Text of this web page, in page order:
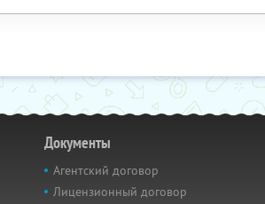
Документы
Агентский договор
Лицензионный договор